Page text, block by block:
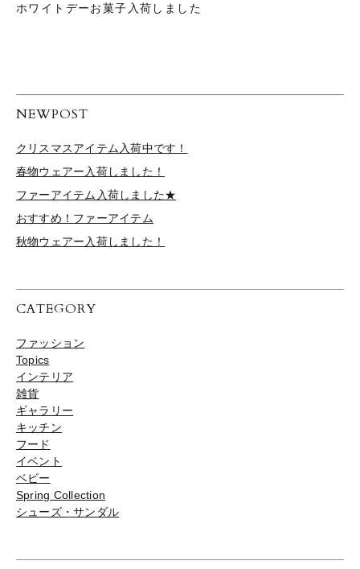
ホワイトデーお菓子入荷しました
NEWPOST
クリスマスアイテム入荷中です！
春物ウェアー入荷しました！
ファーアイテム入荷しました★
おすすめ！ファーアイテム
秋物ウェアー入荷しました！
CATEGORY
ファッション
Topics
インテリア
雑貨
ギャラリー
キッチン
フード
イベント
ベビー
Spring Collection
シューズ・サンダル